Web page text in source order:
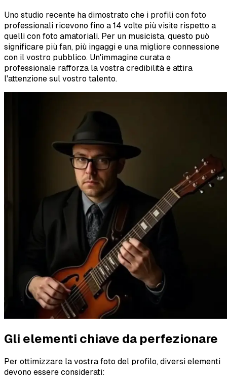
Uno studio recente ha dimostrato che i profili con foto
professionali ricevono fino a 14 volte più visite rispetto a
quelli con foto amatoriali. Per un musicista, questo può
significare più fan, più ingaggi e una migliore connessione
con il vostro pubblico. Un'immagine curata e
professionale rafforza la vostra credibilità e attira
l'attenzione sul vostro talento.
Gli elementi chiave da perfezionare
Per ottimizzare la vostra foto del profilo, diversi elementi
devono essere considerati: